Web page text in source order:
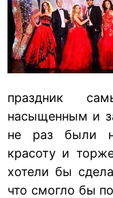
праздник
насыщенным и
не раз были
красоту и
хотели бы
что смогло бы